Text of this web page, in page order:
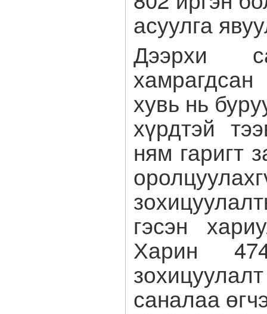
асуулга
Дээрхи
хувь нь
хүрдтэй
ням гаригт
гэсэн
Харин
саналаа